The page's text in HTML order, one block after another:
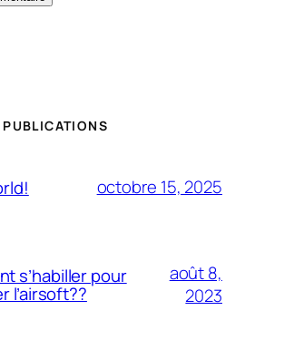
octobre 15, 2025
s’habiller pour
l’airsoft??
août 8,
2023